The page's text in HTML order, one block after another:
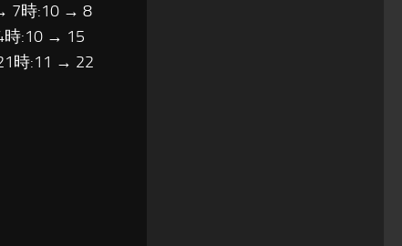
7時:10 → 8
:10 → 15
時:11 → 22